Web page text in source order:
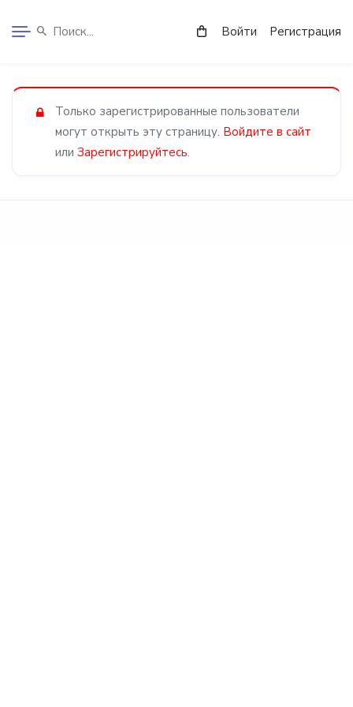
Войти Регистрация
Только зарегистрированные пользователи
могут открыть эту страницу. Войдите в сайт
или Зарегистрируйтесь.